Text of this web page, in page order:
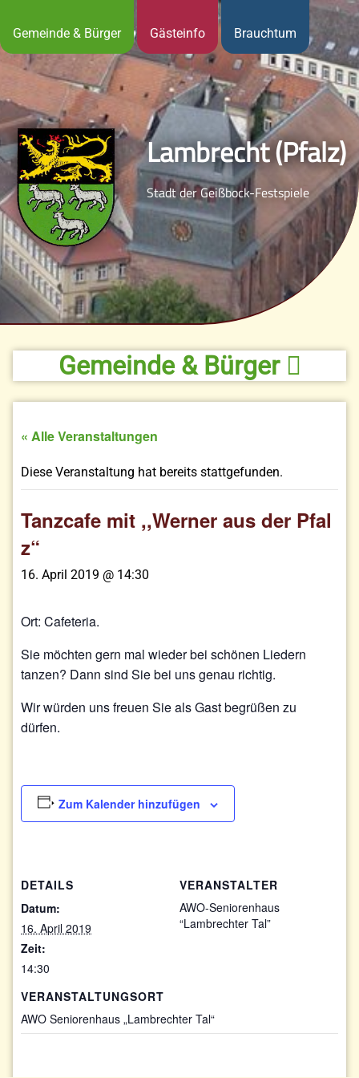
Gemeinde & Bürger Gästeinfo Brauchtum
Lambrecht (Pfalz)
Stadt der Geißbock-Festspiele
Gemeinde & Bürger
« Alle Veranstaltungen
Diese Veranstaltung hat bereits stattgefunden.
Tanzcafe mit ,,Werner aus der Pfal
z“
16. April 2019 @ 14:30
Ort: Cafeteria.
Sie möchten gern mal wieder bei schönen Liedern
tanzen? Dann sind Sie bei uns genau richtig.
Wir würden uns freuen Sie als Gast begrüßen zu
dürfen.
Zum Kalender hinzufügen
DETAILS
Datum:
16. April 2019
Zeit:
14:30
VERANSTALTUNGSORT
AWO Seniorenhaus „Lambrechter Tal“
VERANSTALTER
AWO-Seniorenhaus
“Lambrechter Tal”